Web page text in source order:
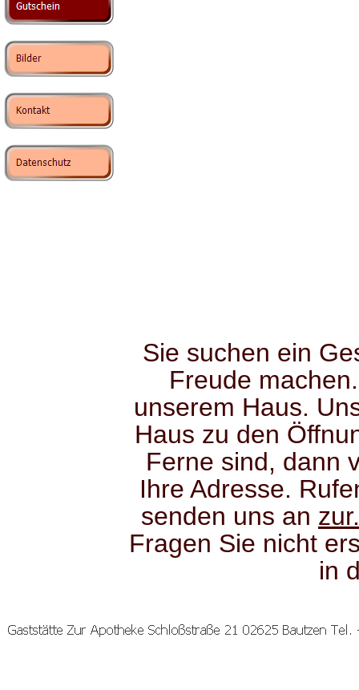
Sie suchen ein
Freude
unserem Haus.
Haus zu den
Ferne sind, dann
Ihre Adresse.
senden uns an
Fragen Sie nicht
in